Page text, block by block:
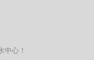
中心！